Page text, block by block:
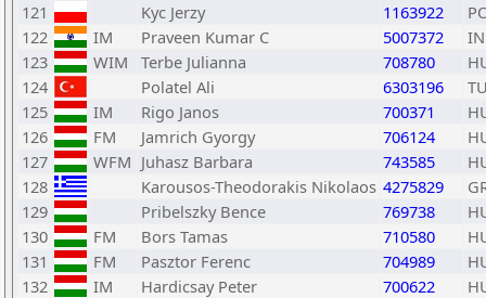
121
Kyc Jerzy 1163922
122
IM Praveen Kumar C 5007372
123
WIM Terbe Julianna 708780
124
Polatel Ali 6303196
125
IM Rigo Janos 700371
126
FM Jamrich Gyorgy 706124
127
WFM Juhasz Barbara 743585
128
Karousos-Theodorakis Nikolaos 4275829
129
Pribelszky Bence 769738
130
FM Bors Tamas 710580
131
FM Pasztor Ferenc 704989
132
IM Hardicsay Peter 700622